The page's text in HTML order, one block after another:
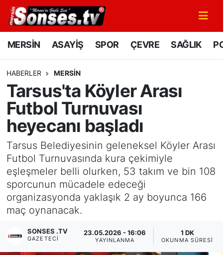
MERSİN ASAYİŞ SPOR ÇEVRE SAĞLIK
HABERLER MERSİN
Tarsus'ta Köyler Arası
Futbol Turnuvası
heyecanı başladı
Tarsus Belediyesinin geleneksel Köyler Arası
Futbol Turnuvasında kura çekimiyle
eşleşmeler belli olurken, 53 takım ve bin 108
sporcunun mücadele edeceği
organizasyonda yaklaşık 2 ay boyunca 166
maç oynanacak.
SONSES .TV
GAZETECI
23.05.2026 - 16:06
YAYINLANMA
1 DK
OKUNMA SÜRESI
MERSİN
SPOR
GÜNÜN MANŞETİ
DÜNYA
KÜLTÜR - SANAT
MAGAZİN
SAĞLIK
Siyaset
Mersin Nöbetçi Eczaneler
Mersin Namaz Vakitleri
Mersin Trafik Yoğunluk Haritası
Süper Lig Puan Durumu ve Fikstür
Tüm Manşetler
Son Dakika Haberleri
Haber Arşivi